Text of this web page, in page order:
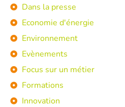
Dans la presse
Economie d'énergie
Environnement
Evènements
Focus sur un métier
Formations
Innovation